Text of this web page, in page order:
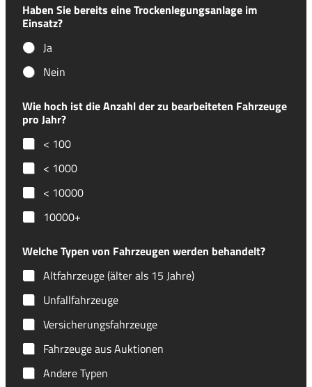
Haben Sie bereits eine Trockenlegungsanlage im
Einsatz?
Ja
Nein
Wie hoch ist die Anzahl der zu bearbeiteten Fahrzeuge
pro Jahr?
< 100
< 1000
< 10000
10000+
Welche Typen von Fahrzeugen werden behandelt?
Altfahrzeuge (älter als 15 Jahre)
Unfallfahrzeuge
Versicherungsfahrzeuge
Fahrzeuge aus Auktionen
Andere Typen